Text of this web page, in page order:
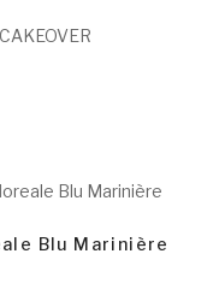
Blu Marinière